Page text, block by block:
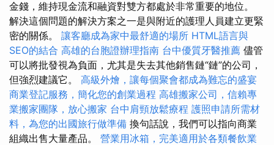
金錢，維持現金流和融資對雙方都處於非常重要的地位。
解決這個問題的解決方案之一是與附近的護理人員建立更緊
密的關係。 讓客廳成為家中最舒適的場所 HTML語言與
SEO的結合 高雄的台胞證辦理指南 台中優質牙醫推薦 儘管
可以將批發視為負面，尤其是失去其他銷售鏈“鏈”的公司，
但強烈建議它。 高級外燴，讓每個聚會都成為難忘的盛宴
商業登記服務，簡化您的創業過程 高雄搬家公司，信賴專
業搬家團隊，放心搬家 台中肩頸放鬆療程 護照申請所需材
料，為您的出國旅行做準備 換句話說，我們可以指向商業
組織出售大量產品。 營業用冰箱，完美適用於各類餐飲業